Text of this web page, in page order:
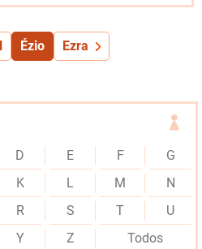
Ézio Ezra
D E F
G
K L M
N
R S T
U
Y Z Todos